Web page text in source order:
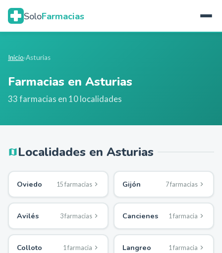
SoloFarmacias
Inicio›Asturias
Farmacias en Asturias
33farmacias en 10localidades
Localidades en Asturias
Oviedo 15 farmacias Gijón 7farmacias
Avilés 3farmacias Cancienes 1 farmacia
Colloto 1 farmacia Langreo 1 farmacia